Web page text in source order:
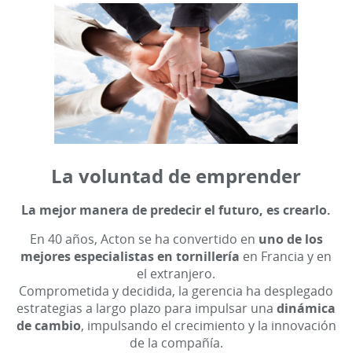
La voluntad de emprender
La mejor manera de predecir el futuro, es crearlo.
En 40 años, Acton se ha convertido en uno de los
mejores especialistas en tornillería en Francia y en
el extranjero.
Comprometida y decidida, la gerencia ha desplegado
estrategias a largo plazo para impulsar una dinámica
de cambio, impulsando el crecimiento y la innovación
de la compañía.